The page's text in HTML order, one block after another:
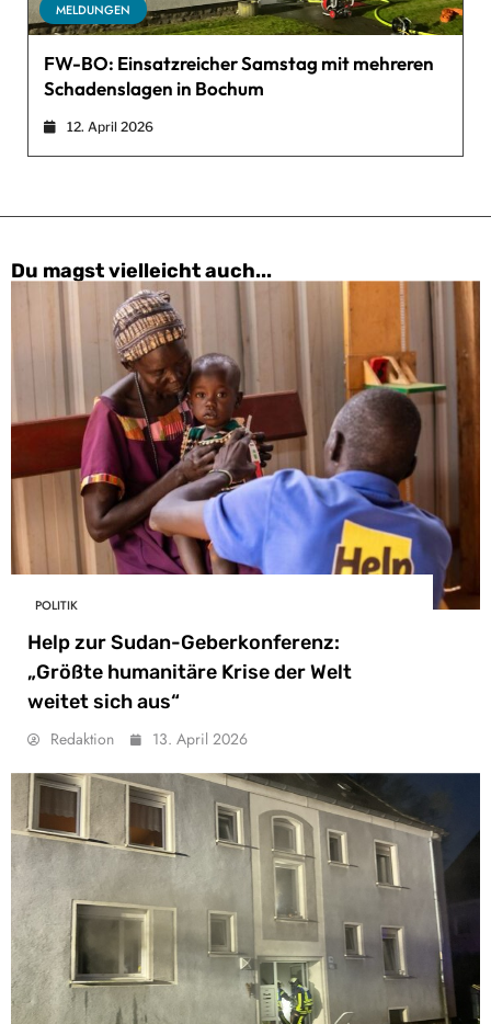
MELDUNGEN
FW-BO: Einsatzreicher Samstag mit mehreren
Schadenslagen in Bochum
12. April 2026
Du magst vielleicht auch...
POLITIK
Help zur Sudan-Geberkonferenz:
„Größte humanitäre Krise der Welt
weitet sich aus“
Redaktion 13. April 2026